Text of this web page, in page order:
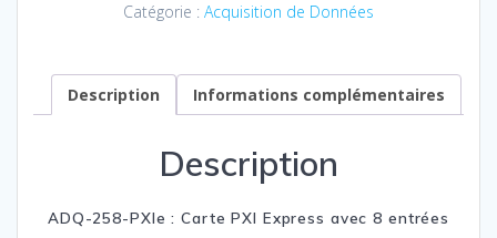
Catégorie : Acquisition de Données
Description Informations complémentaires
Description
ADQ-258-PXIe : Carte PXI Express avec 8 entrées